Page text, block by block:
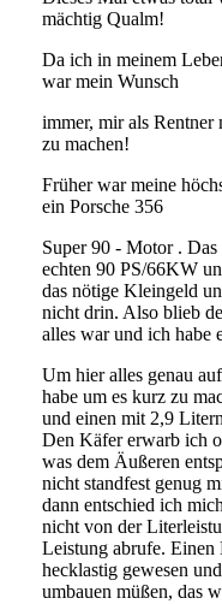
mächtig Qualm!
Da ich in meinem
war mein Wunsch
immer, mir als
zu machen!
Früher war meine
ein Porsche 356
Super 90 - Motor .
echten 90 PS/66KW
das nötige Kleingeld
nicht drin. Also blieb
alles war und ich habe
Um hier alles genau
habe um es kurz zu
und einen mit 2,9
Den Käfer erwarb ich
was dem Äußeren
nicht standfest genug
dann entschied ich
nicht von der
Leistung abrufe. Einen
hecklastig gewesen
umbauen müßen, das